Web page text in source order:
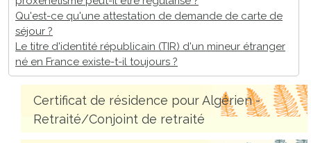
Qu'est-ce qu'une attestation de demande de carte de
séjour ?
Le titre d'identité républicain (TIR) d'un mineur étranger
né en France existe-t-il toujours ?
Certificat de résidence pour Algérien -
Retraité/Conjoint de retraité